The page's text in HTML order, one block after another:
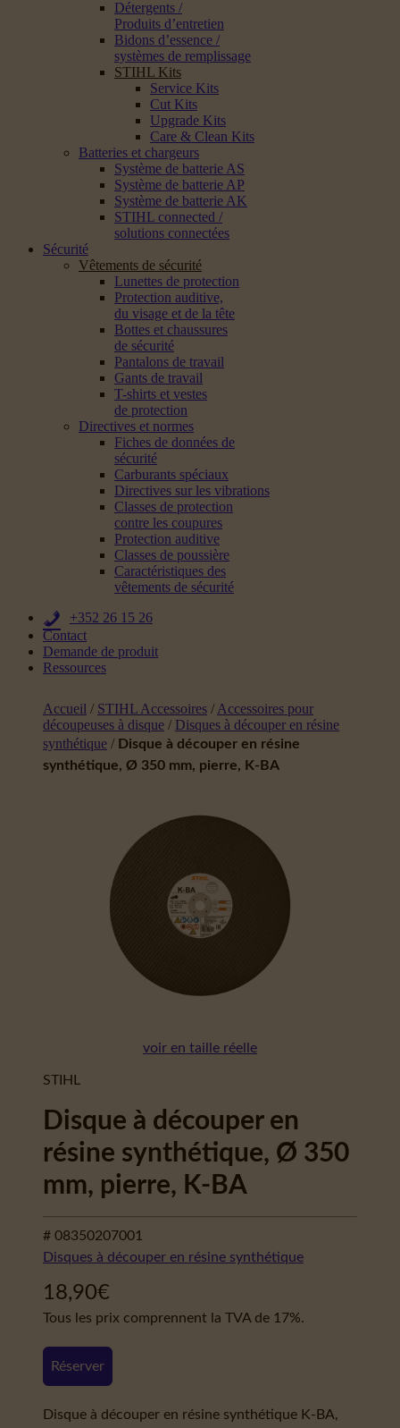
Détergents /
Produits d’entretien
Bidons d’essence /
systèmes de remplissage
STIHL Kits
Service Kits
Cut Kits
Upgrade Kits
Care & Clean Kits
Batteries et chargeurs
Système de batterie AS
Système de batterie AP
Système de batterie AK
STIHL connected /
solutions connectées
Sécurité
Vêtements de sécurité
Lunettes de protection
Protection auditive,
du visage et de la tête
Bottes et chaussures
de sécurité
Pantalons de travail
Gants de travail
T-shirts et vestes
de protection
Directives et normes
Fiches de données de
sécurité
Carburants spéciaux
Directives sur les vibrations
Classes de protection
contre les coupures
Protection auditive
Classes de poussière
Caractéristiques des
vêtements de sécurité
+352 26 15 26
Contact
Demande de produit
Ressources
Accueil / STIHL Accessoires / Accessoires pour
découpeuses à disque / Disques à découper en résine
synthétique / Disque à découper en résine
synthétique, Ø 350 mm, pierre, K-BA
voir en taille réelle
STIHL
Disque à découper en
résine synthétique, Ø 350
mm, pierre, K-BA
# 08350207001
Disques à découper en résine synthétique
18,90€
Tous les prix comprennent la TVA de 17%.
Réserver
Disque à découper en résine synthétique K-BA,